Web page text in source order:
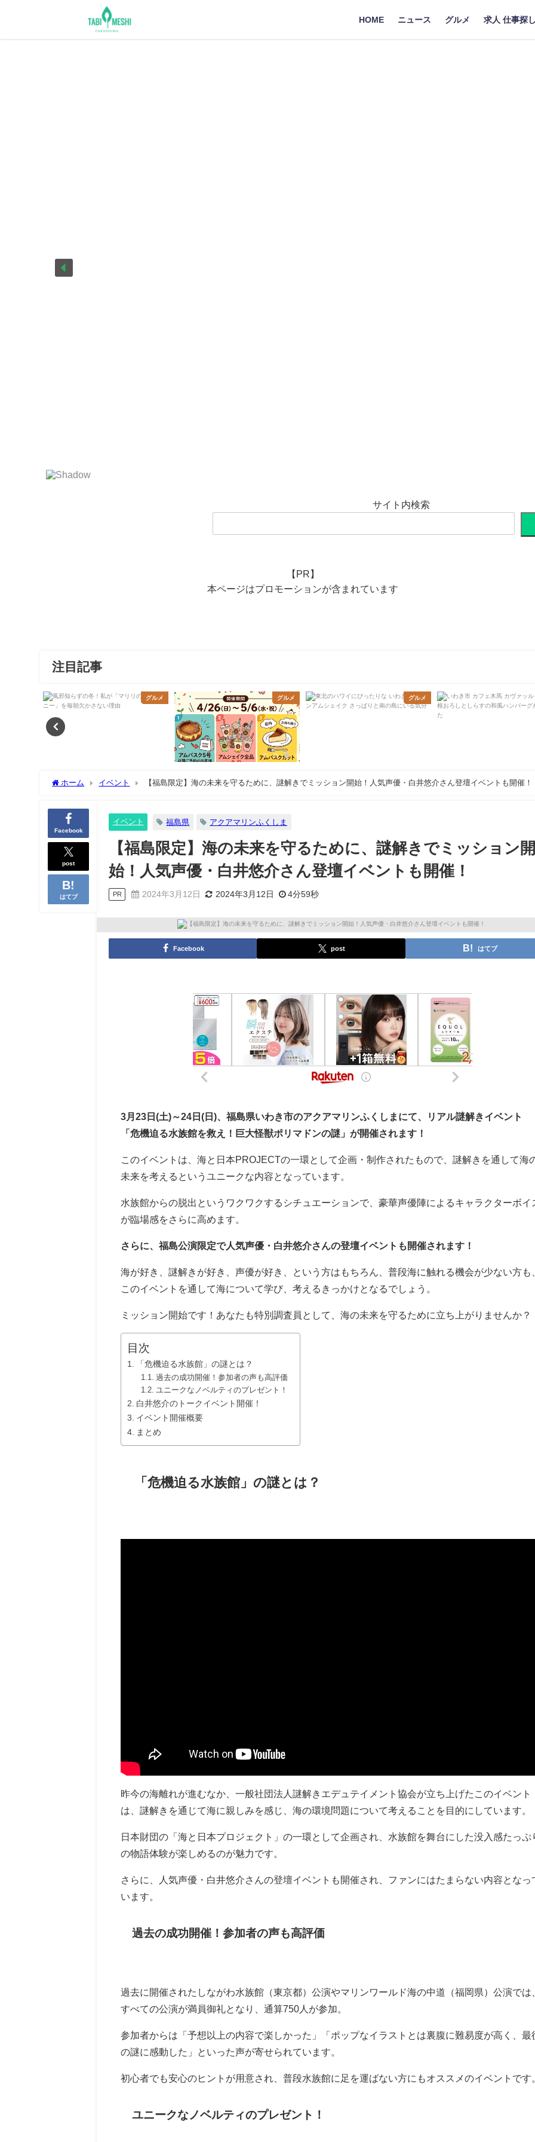
HOME ニュース グルメ 求人 仕事探
サイト内検索
【PR】
本ページはプロモーションが含まれています
注目記事
グルメ グルメ グルメ
ホーム イベント 【福島限定】海の未来を守るために、謎解きでミッション開始！人気声優・白井悠介さん登壇イベントも開催！
Facebook
post
はてブ
イベント 福島県 アクアマリンふくしま
【福島限定】海の未来を守るために、謎解きでミッション
始！人気声優・白井悠介さん登壇イベントも開催！
PR 2024年3月12日 2024年3月12日 4分59秒
Facebook post はてブ
3月23日(土)～24日(日)、福島県いわき市のアクアマリンふくしまにて、リアル謎解きイベント
「危機迫る水族館を救え！巨大怪獣ポリマドンの謎」が開催されます！
このイベントは、海と日本PROJECTの一環として企画・制作されたもので、謎解きを通して海
未来を考えるというユニークな内容となっています。
水族館からの脱出というワクワクするシチュエーションで、豪華声優陣によるキャラクターボイ
が臨場感をさらに高めます。
さらに、福島公演限定で人気声優・白井悠介さんの登壇イベントも開催されます！
海が好き、謎解きが好き、声優が好き、という方はもちろん、普段海に触れる機会が少ない方も
このイベントを通して海について学び、考えるきっかけとなるでしょう。
ミッション開始です！あなたも特別調査員として、海の未来を守るために立ち上がりませんか？
目次
「危機迫る水族館」の謎とは？
過去の成功開催！参加者の声も高評価
ユニークなノベルティのプレゼント！
白井悠介のトークイベント開催！
イベント開催概要
まとめ
「危機迫る水族館」の謎とは？
昨今の海離れが進むなか、一般社団法人謎解きエデュテイメント協会が立ち上げたこのイベント
は、謎解きを通じて海に親しみを感じ、海の環境問題について考えることを目的にしています。
日本財団の「海と日本プロジェクト」の一環として企画され、水族館を舞台にした没入感たっぷ
の物語体験が楽しめるのが魅力です。
さらに、人気声優・白井悠介さんの登壇イベントも開催され、ファンにはたまらない内容となっ
います。
過去の成功開催！参加者の声も高評価
過去に開催されたしながわ水族館（東京都）公演やマリンワールド海の中道（福岡県）公演では
すべての公演が満員御礼となり、通算750人が参加。
参加者からは「予想以上の内容で楽しかった」「ポップなイラストとは裏腹に難易度が高く、最
の謎に感動した」といった声が寄せられています。
初心者でも安心のヒントが用意され、普段水族館に足を運ばない方にもオススメのイベントです
ユニークなノベルティのプレゼント！